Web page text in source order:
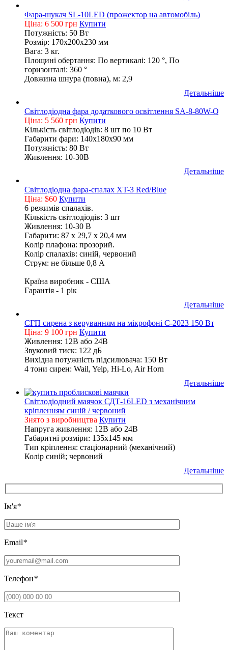
Фара-шукач SL-10LED (прожектор на автомобіль)
Ціна: 6 500 грн Купити
Потужність: 50 Вт
Розмір: 170х200х230 мм
Вага: 3 кг.
Площині обертання: По вертикалі: 120 °, По
горизонталі: 360 °
Довжина шнура (повна), м: 2,9
Детальніше
Світлодіодна фара додаткового освітлення SA-8-80W-Q
Ціна: 5 560 грн Купити
Кількість світлодіодів: 8 шт по 10 Вт
Габарити фари: 140х180х90 мм
Потужність: 80 Вт
Живлення: 10-30В
Детальніше
Світлодіодна фара-спалах XT-3 Red/Blue
Ціна: $60 Купити
6 режимів спалахів.
Кількість світлодіодів: 3 шт
Живлення: 10-30 В
Габарити: 87 х 29,7 х 20,4 мм
Колір плафона: прозорий.
Колір спалахів: синій, червоний
Струм: не більше 0,8 А
Країна виробник - США
Гарантія - 1 рік
Детальніше
СГП сирена з керуванням на мікрофоні С-2023 150 Вт
Ціна: 9 100 грн Купити
Живлення: 12В або 24В
Звуковий тиск: 122 дБ
Вихідна потужність підсилювача: 150 Вт
4 тони сирен: Wail, Yelp, Hi-Lo, Air Horn
Детальніше
Світлодіодний маячок СДТ-16LED з механічним
кріпленням синій / червоний
Знято з виробництва Купити
Напруга живлення: 12В або 24В
Габаритні розміри: 135х145 мм
Тип кріплення: стаціонарний (механічний)
Колір синій; червоний
Детальніше
Iм'я*
Email*
Телефон*
Текст